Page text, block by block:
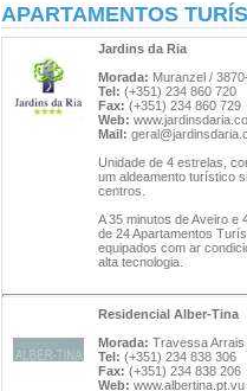
APARTAMENTOS
Jardins da Ria
Morada: Muranzel /
Tel: (+351) 234 860 720
Fax: (+351) 234 860 729
Web:
Mail:
Unidade de 4 estrelas,
um aldeamento turístico
centros.
A 35 minutos de Aveiro e
de 24 Apartamentos
equipados com ar
alta tecnologia.
Residencial Alber-Tina
Morada: Travessa Arrais
Tel: (+351) 234 838 306
Fax: (+351) 234 838 206
Web: www.albertina.pt.vu